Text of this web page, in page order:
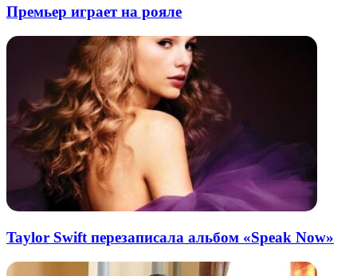
Премьер играет на рояле
Taylor Swift перезаписала альбом «Speak Now»